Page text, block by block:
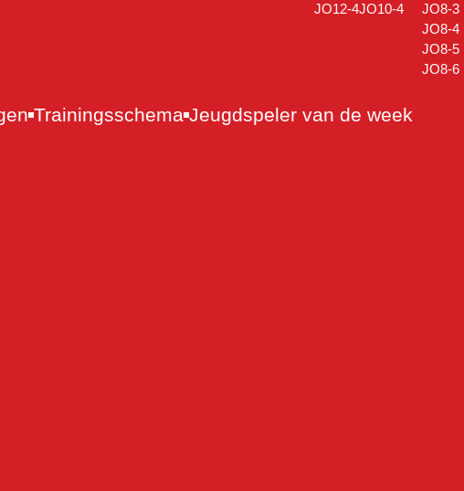
JO12-4JO10-4
JO8-3
JO8-4
JO8-5
JO8-6
Trainingsschema Jeugdspeler van de week